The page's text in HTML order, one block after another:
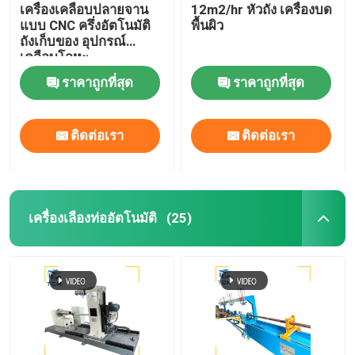
เครื่องเคลือบปลายจาน
แบบ CNC ครึ่งอัตโนมัติ
ถังเก็บของ อุปกรณ์
เคลือบโลหะ
ราคาถูกที่สุด
ติดต่อเรา
12m2/hr หัวถัง เครื่องบด
พื้นผิว
ราคาถูกที่สุด
ติดต่อเรา
เครื่องเลืองท่ออัตโนมัติ (25)